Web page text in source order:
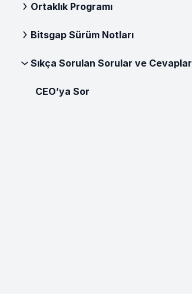
Ortaklık Programı
Bitsgap Sürüm Notları
Sıkça Sorulan Sorular ve Cevaplar
CEO’ya Sor